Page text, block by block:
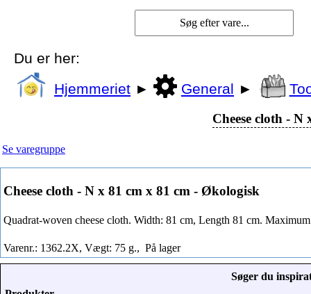
Du er her:
Hjemmeriet ► General ►
Cheese cloth -
Se varegruppe
Cheese cloth - N x 81 cm x 81 cm - Økologisk
Quadrat-woven cheese cloth. Width: 81 cm, Length 81 cm.
Varenr.: 1362.2X, Vægt: 75 g., På lager
Søger du